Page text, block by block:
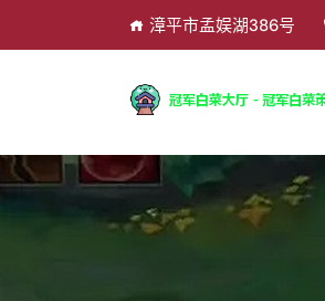
漳平市孟娱湖386号